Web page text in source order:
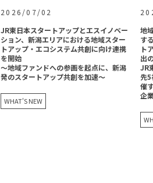
2026/07/02
JR東日本スタートアップとエスイノベー
ション、新潟エリアにおける地域スター
トアップ・エコシステム共創に向け連携
を開始
〜地域ファンドへの参画を起点に、新潟
発のスタートアップ共創を加速〜
WHAT'S NEW
地
す
ト
出
JR
先
催
企